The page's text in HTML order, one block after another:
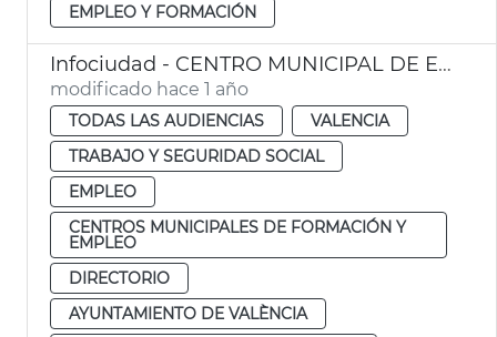
EMPLEO Y FORMACIÓN
Infociudad - CENTRO MUNICIPAL DE EMPLEO Y FORMACIÓN LEONES
modificado hace 1 año
TODAS LAS AUDIENCIAS
VALENCIA
TRABAJO Y SEGURIDAD SOCIAL
EMPLEO
CENTROS MUNICIPALES DE FORMACIÓN Y
EMPLEO
DIRECTORIO
AYUNTAMIENTO DE VALÈNCIA